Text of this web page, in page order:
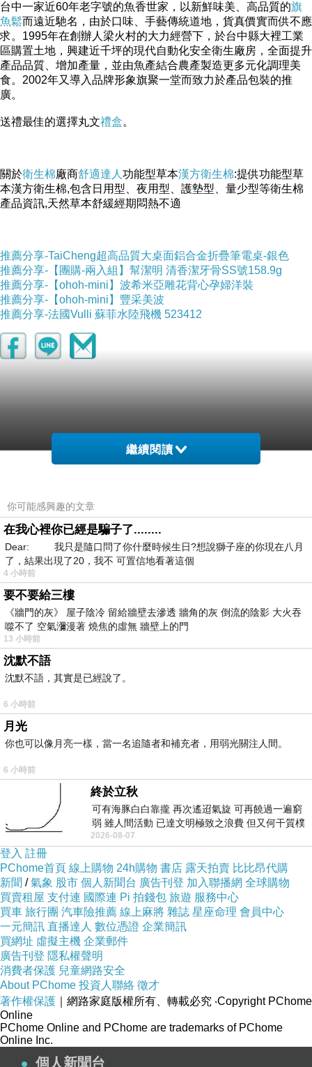
台中一家近60年老字號的魚香世家，以新鮮味美、高品質的旗
魚鬆而遠近馳名，由於口味、手藝傳統道地，貨真價實而供不應
求。1995年在創辦人梁火村的大力經營下，於台中縣大裡工業
區購置土地，興建近千坪的現代自動化安全衛生廠房，全面提升
產品品質、增加產量，並由魚產結合農產製造更多元化調理美
食。2002年又導入品牌形象旗聚一堂而致力於產品包裝的推
廣。
送禮最佳的選擇丸文禮盒。
關於衛生棉廠商舒適達人 功能型草本漢方衛生棉:提供功能型草
本漢方衛生棉,包含日用型、夜用型、護墊型、量少型等衛生棉
產品資訊,天然草本舒緩經期悶熱不適
推薦分享-TaiCheng超高品質大桌面鋁合金折疊筆電桌-銀色
推薦分享-【團購-兩入組】幫潔明 清香潔牙骨SS號158.9g
推薦分享-【ohoh-mini】波希米亞雕花背心孕婦洋裝
推薦分享-【ohoh-mini】豐采美波
推薦分享-法國Vulli 蘇菲水陸飛機 523412
繼續閱讀
你可能感興趣的文章
在我心裡你已經是騙子了........
Dear: 我只是隨口問了你什麼時候生日?想說獅子座的你現在八月
了，結果出現了20，我不 可置信地看著這個
4 小時前
要不要給三樓
《牆門的灰》 屋子陰冷 留給牆壁去滲透 牆角的灰 倒流的陰影 大火吞
噬不了 空氣瀰漫著 燒焦的虛無 牆壁上的門
13 小時前
沈默不語
沈默不語，其實是已經說了。
6 小時前
月光
你也可以像月亮一樣，當一名追隨者和補充者，用弱光關注人間。
6 小時前
終於立秋
可有海豚白白靠攏 再次遙迢氣旋 可再饒過一遍窮
弱 雖人間活動 已達文明極致之浪費 但又何干質樸
者 只能白白陪葬
2026-08-07
登入 註冊
PChome首頁 線上購物 24h購物 書店 露天拍賣 比比昂代購
新聞 /氣象 股市 個人新聞台 廣告刊登 加入聯播網 全球購物
買賣租屋 支付連 國際連 Pi 拍錢包 旅遊 服務中心
買車 旅行團 汽車險推薦 線上麻將 雜誌 星座命理 會員中心
一元簡訊 直播達人 數位憑證 企業簡訊
買網址 虛擬主機 企業郵件
廣告刊登 隱私權聲明
消費者保護 兒童網路安全
About PChome 投資人聯絡 徵才
著作權保護 ｜網路家庭版權所有、轉載必究 ‧Copyright PChome
Online
PChome Online and PChome are trademarks of PChome
Online Inc.
個人新聞台